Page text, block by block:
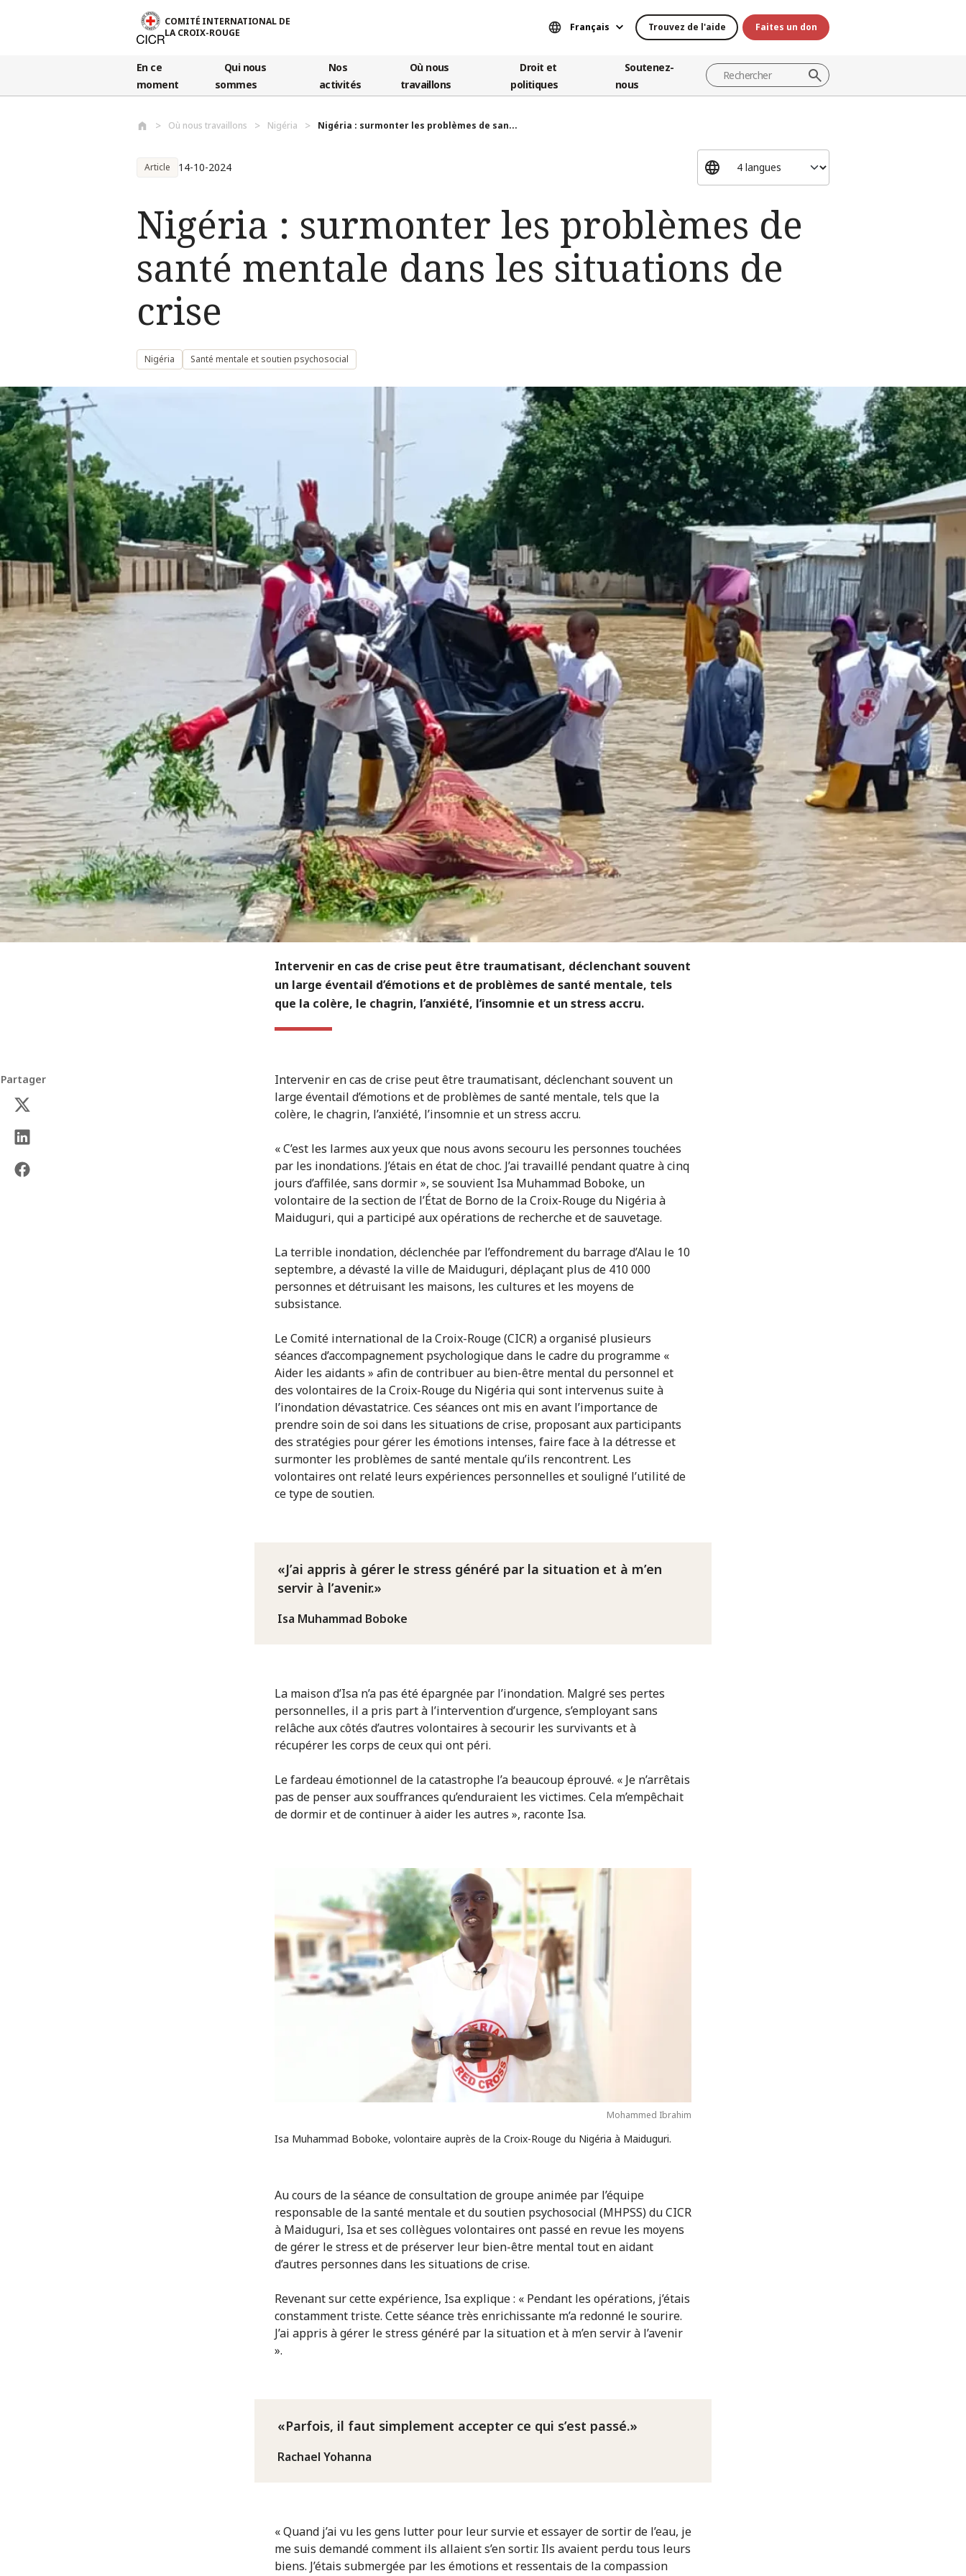
COMITÉ INTERNATIONAL DE
LA CROIX-ROUGE
Français Trouvez de l'aide Faites un don
En ce
moment
Qui nous
sommes
Nos
activités
Où nous
travaillons
Droit et
politiques
Soutenez-
nous
Où nous travaillons Nigéria Nigéria : surmonter les problèmes de san...
Article 14-10-2024
Nigéria : surmonter les problèmes de
santé mentale dans les situations de
crise
Nigéria Santé mentale et soutien psychosocial
Intervenir en cas de crise peut être traumatisant, déclenchant souvent
un large éventail d’émotions et de problèmes de santé mentale, tels
que la colère, le chagrin, l’anxiété, l’insomnie et un stress accru.
Partager
Intervenir en cas de crise peut être traumatisant, déclenchant souvent un
large éventail d’émotions et de problèmes de santé mentale, tels que la
colère, le chagrin, l’anxiété, l’insomnie et un stress accru.
« C’est les larmes aux yeux que nous avons secouru les personnes touchées
par les inondations. J’étais en état de choc. J’ai travaillé pendant quatre à cinq
jours d’affilée, sans dormir », se souvient Isa Muhammad Boboke, un
volontaire de la section de l’État de Borno de la Croix-Rouge du Nigéria à
Maiduguri, qui a participé aux opérations de recherche et de sauvetage.
La terrible inondation, déclenchée par l’effondrement du barrage d’Alau le 10
septembre, a dévasté la ville de Maiduguri, déplaçant plus de 410 000
personnes et détruisant les maisons, les cultures et les moyens de
subsistance.
Le Comité international de la Croix-Rouge (CICR) a organisé plusieurs
séances d’accompagnement psychologique dans le cadre du programme «
Aider les aidants » afin de contribuer au bien-être mental du personnel et
des volontaires de la Croix-Rouge du Nigéria qui sont intervenus suite à
l’inondation dévastatrice. Ces séances ont mis en avant l’importance de
prendre soin de soi dans les situations de crise, proposant aux participants
des stratégies pour gérer les émotions intenses, faire face à la détresse et
surmonter les problèmes de santé mentale qu’ils rencontrent. Les
volontaires ont relaté leurs expériences personnelles et souligné l’utilité de
ce type de soutien.
J’ai appris à gérer le stress généré par la situation et à m’en
servir à l’avenir.
Isa Muhammad Boboke
La maison d’Isa n’a pas été épargnée par l’inondation. Malgré ses pertes
personnelles, il a pris part à l’intervention d’urgence, s’employant sans
relâche aux côtés d’autres volontaires à secourir les survivants et à
récupérer les corps de ceux qui ont péri.
Le fardeau émotionnel de la catastrophe l’a beaucoup éprouvé. « Je n’arrêtais
pas de penser aux souffrances qu’enduraient les victimes. Cela m’empêchait
de dormir et de continuer à aider les autres », raconte Isa.
Mohammed Ibrahim
Isa Muhammad Boboke, volontaire auprès de la Croix-Rouge du Nigéria à Maiduguri.
Au cours de la séance de consultation de groupe animée par l’équipe
responsable de la santé mentale et du soutien psychosocial (MHPSS) du CICR
à Maiduguri, Isa et ses collègues volontaires ont passé en revue les moyens
de gérer le stress et de préserver leur bien-être mental tout en aidant
d’autres personnes dans les situations de crise.
Revenant sur cette expérience, Isa explique : « Pendant les opérations, j’étais
constamment triste. Cette séance très enrichissante m’a redonné le sourire.
J’ai appris à gérer le stress généré par la situation et à m’en servir à l’avenir
».
Parfois, il faut simplement accepter ce qui s’est passé.
Rachael Yohanna
« Quand j’ai vu les gens lutter pour leur survie et essayer de sortir de l’eau, je
me suis demandé comment ils allaient s’en sortir. Ils avaient perdu tous leurs
biens. J’étais submergée par les émotions et ressentais de la compassion